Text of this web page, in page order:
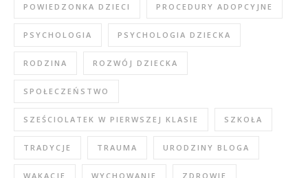
POWIEDZONKA DZIECI PROCEDURY ADOPCYJNE
PSYCHOLOGIA PSYCHOLOGIA DZIECKA
RODZINA ROZWÓJ DZIECKA
SPOŁECZEŃSTWO
SZEŚCIOLATEK W PIERWSZEJ KLASIE SZKOŁA
TRADYCJE TRAUMA URODZINY BLOGA
WAKACJE WYCHOWANIE ZDROWIE